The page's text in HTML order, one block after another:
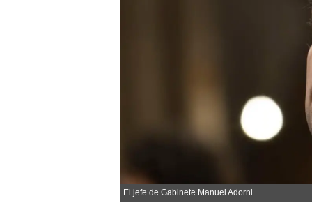
Suplementos
El jefe de Gabinete Manuel Adorni